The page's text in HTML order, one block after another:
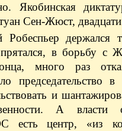
Якобинская
Сен-Жюст, двадцати
Робеспьер держался
в борьбу с
много раз
председательство
и
А
есть центр, «из